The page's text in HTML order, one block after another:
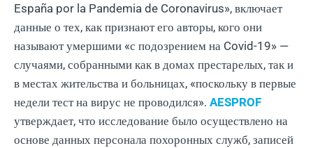
España por la Pandemia de Coronavirus», включает
данные о тех, как признают его авторы, кого они
называют умершими «с подозрением на Covid-19» —
случаями, собранными как в домах престарелых, так и
в местах жительства и больницах, «поскольку в первые
недели тест на вирус не проводился». AESPROF
утверждает, что исследование было осуществлено на
основе данных персонала похоронных служб, записей